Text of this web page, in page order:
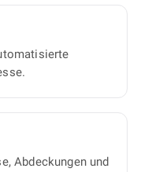
Abdeckungen und